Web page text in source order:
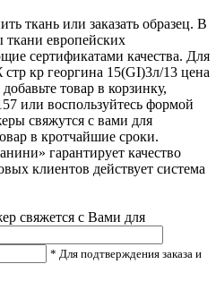
ткань или заказать образец. В
ткани европейских
сертификатами качества. Для
кр георгина 15(GI)3л/13 цена
товар в корзинку,
или воспользуйтесь формой
свяжутся с вами для
в кротчайшие сроки.
гарантирует качество
клиентов действует система
свяжется с Вами для
* Для подтверждения заказа и